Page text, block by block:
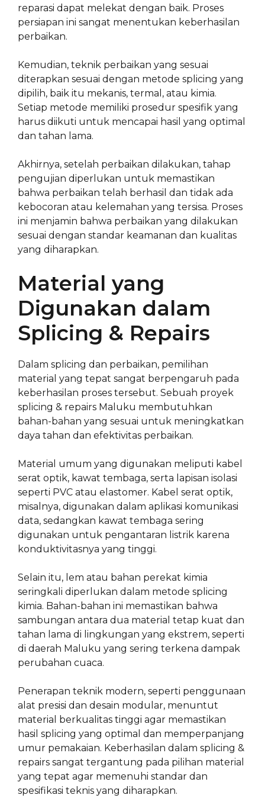
reparasi dapat melekat dengan baik. Proses
persiapan ini sangat menentukan keberhasilan
perbaikan.
Kemudian, teknik perbaikan yang sesuai
diterapkan sesuai dengan metode splicing yang
dipilih, baik itu mekanis, termal, atau kimia.
Setiap metode memiliki prosedur spesifik yang
harus diikuti untuk mencapai hasil yang optimal
dan tahan lama.
Akhirnya, setelah perbaikan dilakukan, tahap
pengujian diperlukan untuk memastikan
bahwa perbaikan telah berhasil dan tidak ada
kebocoran atau kelemahan yang tersisa. Proses
ini menjamin bahwa perbaikan yang dilakukan
sesuai dengan standar keamanan dan kualitas
yang diharapkan.
Material yang
Digunakan dalam
Splicing & Repairs
Dalam splicing dan perbaikan, pemilihan
material yang tepat sangat berpengaruh pada
keberhasilan proses tersebut. Sebuah proyek
splicing & repairs Maluku membutuhkan
bahan-bahan yang sesuai untuk meningkatkan
daya tahan dan efektivitas perbaikan.
Material umum yang digunakan meliputi kabel
serat optik, kawat tembaga, serta lapisan isolasi
seperti PVC atau elastomer. Kabel serat optik,
misalnya, digunakan dalam aplikasi komunikasi
data, sedangkan kawat tembaga sering
digunakan untuk pengantaran listrik karena
konduktivitasnya yang tinggi.
Selain itu, lem atau bahan perekat kimia
seringkali diperlukan dalam metode splicing
kimia. Bahan-bahan ini memastikan bahwa
sambungan antara dua material tetap kuat dan
tahan lama di lingkungan yang ekstrem, seperti
di daerah Maluku yang sering terkena dampak
perubahan cuaca.
Penerapan teknik modern, seperti penggunaan
alat presisi dan desain modular, menuntut
material berkualitas tinggi agar memastikan
hasil splicing yang optimal dan memperpanjang
umur pemakaian. Keberhasilan dalam splicing &
repairs sangat tergantung pada pilihan material
yang tepat agar memenuhi standar dan
spesifikasi teknis yang diharapkan.